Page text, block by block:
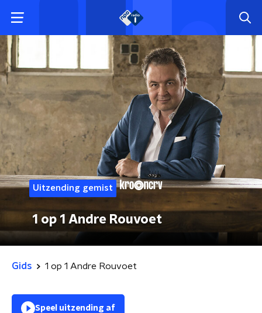
Uitzending gemist
1 op 1 Andre Rouvoet
Gids 1 op 1 Andre Rouvoet
Speel uitzending af